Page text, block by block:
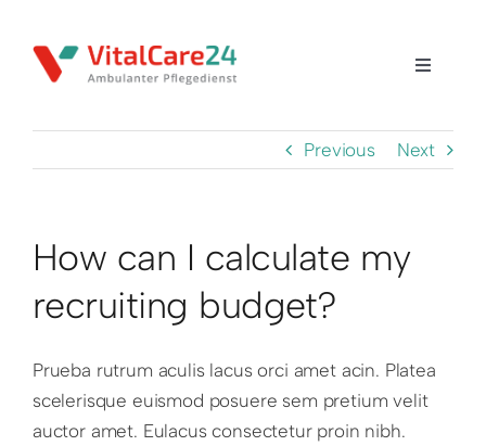
content
Toggle
Leistungen
Kontakt
Previous Next
How can I calculate my
recruiting budget?
Prueba rutrum aculis lacus orci amet acin. Platea
scelerisque euismod posuere sem pretium velit
auctor amet. Eulacus consectetur proin nibh.